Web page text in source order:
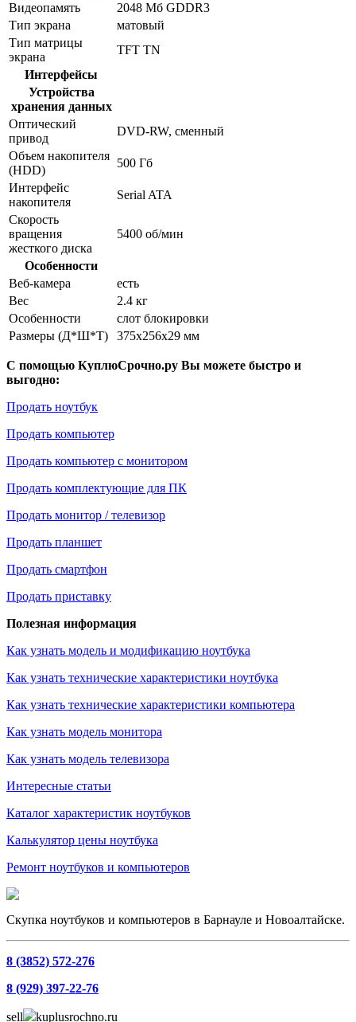
Видеопамять
2048 Мб GDDR3
Тип экрана
матовый
Тип матрицы
экрана
TFT TN
Интерфейсы
Устройства
хранения данных
Оптический
привод
DVD-RW, сменный
Объем накопителя
(HDD)
500 Гб
Интерфейс
накопителя
Serial ATA
Скорость
вращения
жесткого диска
5400 об/мин
Особенности
Веб-камера
есть
Вес
2.4 кг
Особенности
слот блокировки
Размеры (Д*Ш*Т)
375x256x29 мм
С помощью КуплюСрочно.ру Вы можете быстро и
выгодно:
Продать ноутбук
Продать компьютер
Продать компьютер с монитором
Продать комплектующие для ПК
Продать монитор / телевизор
Продать планшет
Продать смартфон
Продать приставку
Полезная информация
Как узнать модель и модификацию ноутбука
Как узнать технические характеристики ноутбука
Как узнать технические характеристики компьютера
Как узнать модель монитора
Как узнать модель телевизора
Интересные статьи
Каталог характеристик ноутбуков
Калькулятор цены ноутбука
Ремонт ноутбуков и компьютеров
Скупка ноутбуков и компьютеров в Барнауле и Новоалтайске.
8 (3852) 572-276
8 (929) 397-22-76
sell kuplusrochno.ru